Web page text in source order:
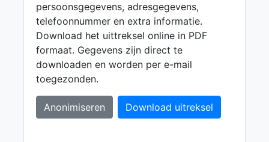
persoonsgegevens, adresgegevens,
telefoonnummer en extra informatie.
Download het uittreksel online in PDF
formaat. Gegevens zijn direct te
downloaden en worden per e-mail
toegezonden.
Anonimiseren Download uitreksel